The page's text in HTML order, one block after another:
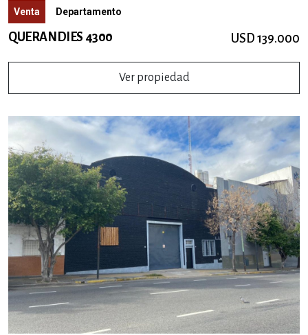
Venta Departamento
QUERANDIES 4300 USD 139.000
Ver propiedad